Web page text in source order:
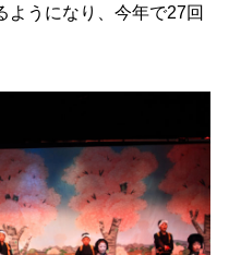
ようになり、今年で27回